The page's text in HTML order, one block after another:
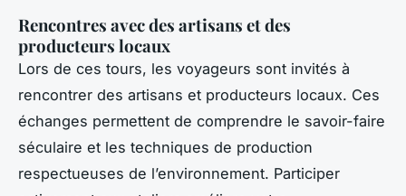
Rencontres avec des artisans et des
producteurs locaux
Lors de ces tours, les voyageurs sont invités à
rencontrer des artisans et producteurs locaux. Ces
échanges permettent de comprendre le savoir-faire
séculaire et les techniques de production
respectueuses de l’environnement. Participer